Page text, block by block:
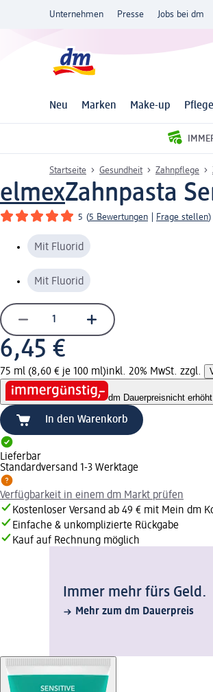
Unternehmen Presse Jobs bei dm
Neu Marken Make-up
Startseite Gesundheit Zahnpflege
elmexZahnpasta
5 (5 Bewertungen Frage stellen)
Mit Fluorid
Mit Fluorid
6,45 €
75 ml (8,60 € je 100 ml)inkl. 20% MwSt. zzgl.
dm Dauerpreisnicht
In den Warenkorb
Lieferbar
Standardversand 1-3 Werktage
Verfügbarkeit in einem dm Markt prüfen
Kostenloser Versand ab 49 € mit Mein dm
Einfache & unkomplizierte Rückgabe
Kauf auf Rechnung möglich
Immer mehr fürs Geld.
Mehr zum dm Dauerpreis